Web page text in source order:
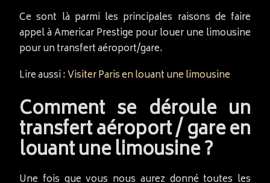
Ce sont là parmi les principales raisons de faire
appel à Americar Prestige pour louer une limousine
pour un transfert aéroport/gare.
Lire aussi :Visiter Paris en louant une limousine
Comment se déroule un
transfert aéroport / gare en
louant une limousine ?
Une fois que vous nous aurez donné toutes les